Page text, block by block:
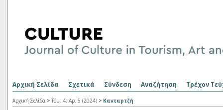
Αρχική Σελίδα Σχετικά Σύνδεση Αναζήτηση Τρέχον
Αρχική Σελίδα > Τόμ. 4, Αρ. 5 (2024) > Κανταρτζή